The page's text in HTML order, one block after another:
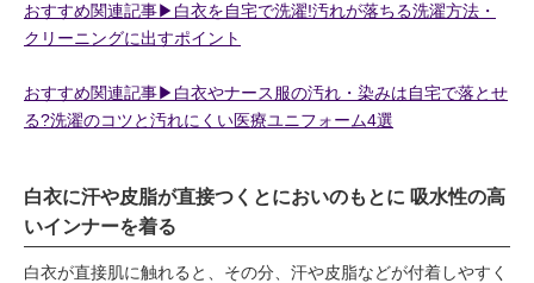
おすすめ関連記事▶︎白衣を自宅で洗濯!汚れが落ちる洗濯方法・
クリーニングに出すポイント
おすすめ関連記事▶︎白衣やナース服の汚れ・染みは自宅で落とせ
る?洗濯のコツと汚れにくい医療ユニフォーム4選
白衣に汗や皮脂が直接つくとにおいのもとに 吸水性の高
いインナーを着る
白衣が直接肌に触れると、その分、汗や皮脂などが付着しやすく